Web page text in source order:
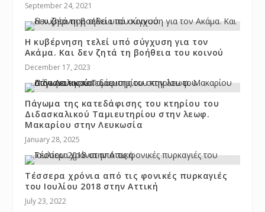
September 24, 2021
Η κυβέρνηση τελεί υπό σύγχυση για τον
Ακάμα. Και δεν ζητά τη βοήθεια του κοινού
December 17, 2023
Πάγωμα της κατεδάφισης του κτηρίου του
Διδασκαλικού Ταμιευτηρίου στην λεωφ.
Μακαρίου στην Λευκωσία
January 28, 2025
Τέσσερα χρόνια από τις φονικές πυρκαγιές
του Ιουλίου 2018 στην Αττική
July 23, 2022